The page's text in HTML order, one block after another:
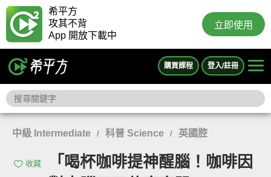
希平方
攻其不背
App 開放下載中
立即使用
購買課程 登入/註冊
中級 Intermediate / 科普 Science / 英國腔
收藏
「喝杯咖啡提神醒腦！咖啡因